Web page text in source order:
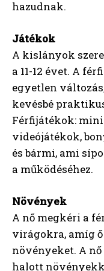
hazudnak.
Játékok
A kislányok
a 11-12 évet. A
egyetlen
kevésbé
Férfijátékok: mini
videójátékok,
és bármi, ami
a működéséhez.
Növények
A nő megkéri a
virágokra, amíg
növényeket. A
halott